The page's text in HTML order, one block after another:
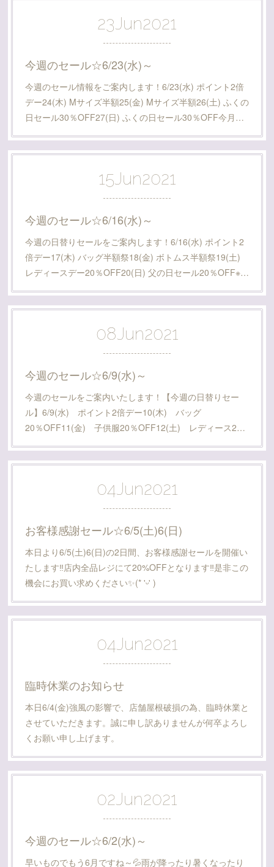
23Jun2021
今週のセール☆6/23(水)～
今週のセール情報をご案内します！6/23(水) ポイント2倍
デー24(木) Mサイズ半額25(金) Mサイズ半額26(土) ふくの
日セール30％OFF27(日) ふくの日セール30％OFF今月…
15Jun2021
今週のセール☆6/16(水)～
今週の日替りセールをご案内します！6/16(水) ポイント2
倍デー17(木) バッグ半額祭18(金) ボトムス半額祭19(土)
レディースデー20％OFF20(日) 父の日セール20％OFF※…
08Jun2021
今週のセール☆6/9(水)～
今週のセールをご案内いたします！【今週の日替りセー
ル】6/9(水) ポイント2倍デー10(木) バッグ
20％OFF11(金) 子供服20％OFF12(土) レディース2…
04Jun2021
お客様感謝セール☆6/5(土)6(日)
本日より6/5(土)6(日)の2日間、お客様感謝セールを開催い
たします‼️店内全品レジにて20%OFFとなります‼️是非この
機会にお買い求めください✨(* 'ᵕ' )
04Jun2021
臨時休業のお知らせ
本日6/4(金)強風の影響で、店舗屋根破損の為、臨時休業と
させていただきます。誠に申し訳ありませんが何卒よろし
くお願い申し上げます。
02Jun2021
今週のセール☆6/2(水)～
早いものでもう6月ですね～💦雨が降ったり暑くなったり